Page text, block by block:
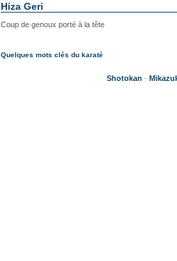
Hiza Geri
Coup de genoux porté à la tête
Quelques mots clés du karaté
Shotokan -